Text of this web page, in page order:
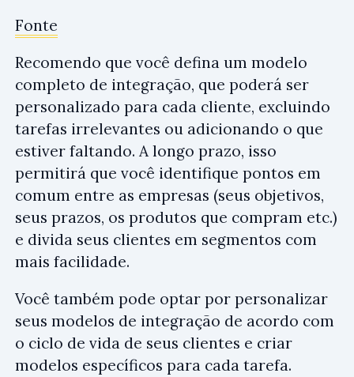
Fonte
Recomendo que você defina um modelo
completo de integração, que poderá ser
personalizado para cada cliente, excluindo
tarefas irrelevantes ou adicionando o que
estiver faltando. A longo prazo, isso
permitirá que você identifique pontos em
comum entre as empresas (seus objetivos,
seus prazos, os produtos que compram etc.)
e divida seus clientes em segmentos com
mais facilidade.
Você também pode optar por personalizar
seus modelos de integração de acordo com
o ciclo de vida de seus clientes e criar
modelos específicos para cada tarefa.